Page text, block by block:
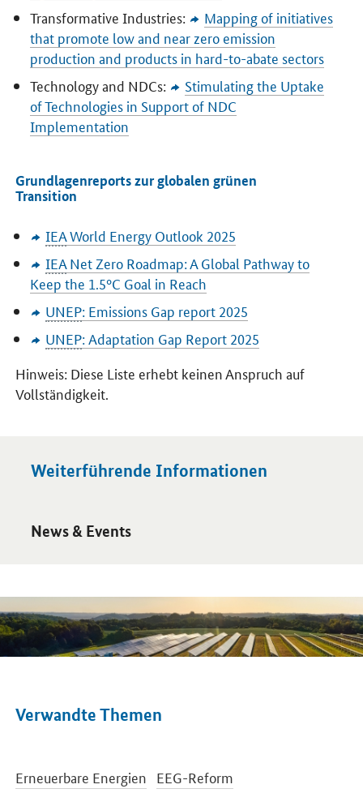
Transformative Industries:
Mapping of initiatives
that promote low and near zero emission
production and products in hard-to-abate sectors
Technology and NDCs:
Stimulating the Uptake
of Technologies in Support of NDC
Implementation
Grundlagenreports zur globalen grünen
Transition
IEAWorld Energy Outlook 2025
IEA Net Zero Roadmap: A Global Pathway to
Keep the 1.5°C Goal in Reach
UNEP: Emissions Gap report2025
UNEP: Adaptation Gap Report2025
Hinweis: Diese Liste erhebt keinen Anspruch auf
Vollständigkeit.
Weiterführende Informationen
News & Events
Öffnet Einzelsicht
Verwandte Themen
Erneuerbare Energien EEG-Reform